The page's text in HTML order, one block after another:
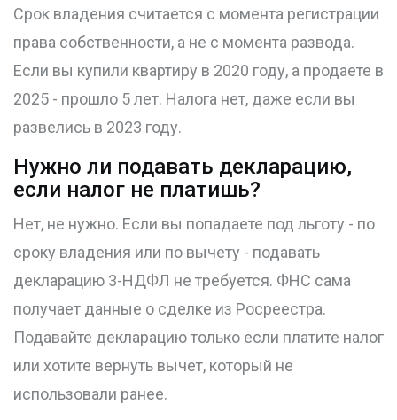
Срок владения считается с момента регистрации
права собственности, а не с момента развода.
Если вы купили квартиру в 2020 году, а продаете в
2025 - прошло 5 лет. Налога нет, даже если вы
развелись в 2023 году.
Нужно ли подавать декларацию,
если налог не платишь?
Нет, не нужно. Если вы попадаете под льготу - по
сроку владения или по вычету - подавать
декларацию 3-НДФЛ не требуется. ФНС сама
получает данные о сделке из Росреестра.
Подавайте декларацию только если платите налог
или хотите вернуть вычет, который не
использовали ранее.